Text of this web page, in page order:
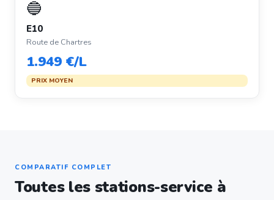
🔵
E10
Route de Chartres
1.949 €/L
PRIX MOYEN
COMPARATIF COMPLET
Toutes les stations-service à